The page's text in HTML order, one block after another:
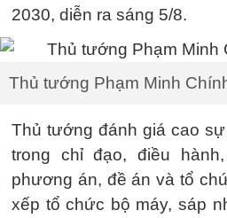
2030, diễn ra sáng 5/8.
Thủ tướng Phạm Minh
Thủ tướng đánh giá cao
trong chỉ đạo, điều
phương án, đề án và tổ
xếp tổ chức bộ máy, sáp